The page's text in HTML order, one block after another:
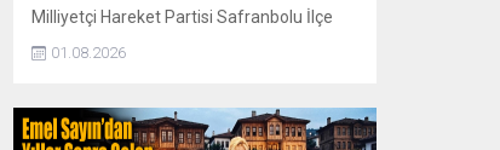
Milliyetçi Hareket Partisi Safranbolu İlçe
aday olarak seçime giren mevcut başkan
yeniden başkan seçildi. MHP Safranbolu
İlçe Teşkilatının 15. Olağan Kongresi, Sunal
01.08.2026